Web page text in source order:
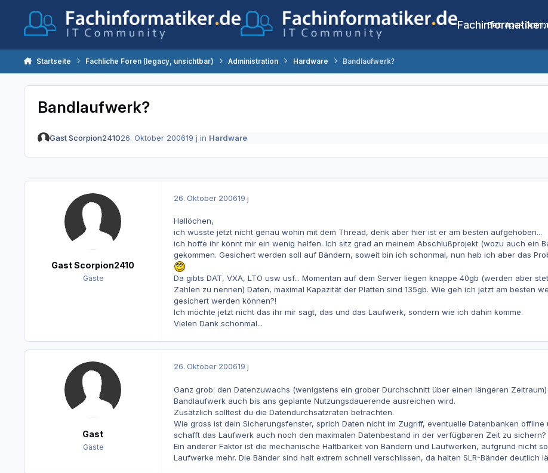
Beiträge
Startseite Fachliche Foren (legacy, unsichtbar) Administration Hardware Bandlaufwerk?
Bandlaufwerk?
Gast Scorpion241026. Oktober 200619 j in Hardware
Gast Scorpion2410
Gäste
26. Oktober 200619 j
Hallöchen,
ich wusste jetzt nicht genau wohin mit dem Thread, denk aber hier ist er am besten aufgehoben...
ich hoffe ihr könnt mir ein wenig helfen. Ich sitz grad an meinem Abschlußprojekt (wozu auch ein
gekommen. Gesichert werden soll auf Bändern, soweit bin ich schonmal, nun hab ich aber das
Da gibts DAT, VXA, LTO usw usf... Momentan auf dem Server liegen knappe 40gb (werden aber
Zahlen zu nennen) Daten, maximal Kapazität der Platten sind 135gb. Wie geh ich jetzt am besten
gesichert werden können?!
Ich möchte jetzt nicht das ihr mir sagt, das und das Laufwerk, sondern wie ich dahin komme.
Vielen Dank schonmal...
Gast
Gäste
26. Oktober 200619 j
Ganz grob: den Datenzuwachs (wenigstens ein grober Durchschnitt über einen längeren
Bandlaufwerk auch bis ans geplante Nutzungsdauerende ausreichen wird.
Zusätzlich solltest du die Datendurchsatzraten betrachten.
Wie gross ist dein Sicherungsfenster, sprich Daten nicht im Zugriff, eventuelle Datenbanken
schafft das Laufwerk auch noch den maximalen Datenbestand in der verfügbaren Zeit zu sichern?
Ein anderer Faktor ist die mechanische Haltbarkeit von Bändern und Laufwerken, aufgrund nicht
Laufwerke mehr. Die Bänder sind halt extrem schnell verschlissen, da halten SLR-Bänder deutlich